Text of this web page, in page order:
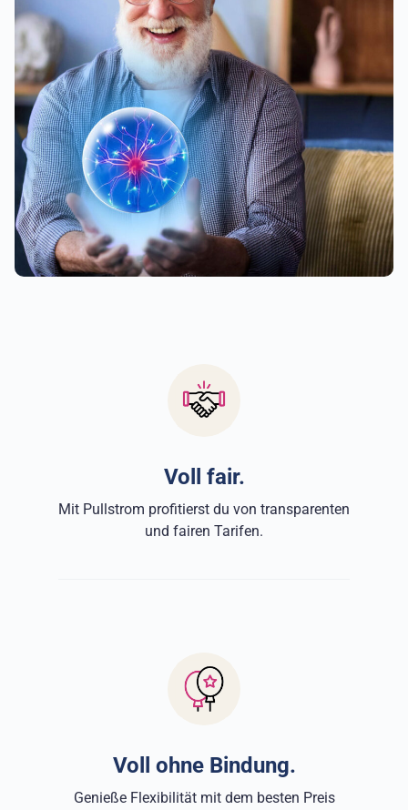
Voll fair.
Mit Pullstrom profitierst du von transparenten
und fairen Tarifen.
Voll ohne Bindung.
Genieße Flexibilität mit dem besten Preis